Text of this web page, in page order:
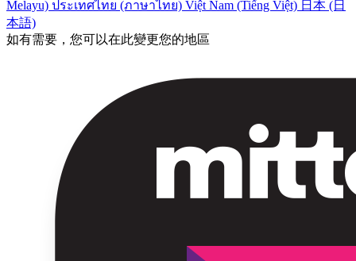
Melayu) ประเทศไทย (ภาษาไทย) Việt Nam (Tiếng Việt) 日本 (日
本語)
如有需要，您可以在此變更您的地區